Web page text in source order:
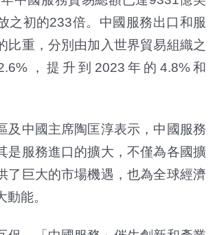
之初的233倍。中國服務出口和服
比重，分別由加入世界貿易組織之
，提升到2023年的4.8%和
中國主席陶匡淳表示，中國服務
是服務進口的擴大，不僅為各國擴
了巨大的市場機遇，也為全球經濟
能。